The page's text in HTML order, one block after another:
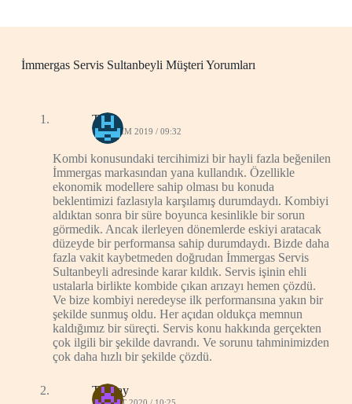
İmmergas Servis Sultanbeyli Müşteri Yorumları
Talha
13 KASIM 2019 / 09:32
Kombi konusundaki tercihimizi bir hayli fazla beğenilen
İmmergas markasından yana kullandık. Özellikle
ekonomik modellere sahip olması bu konuda
beklentimizi fazlasıyla karşılamış durumdaydı. Kombiyi
aldıktan sonra bir süre boyunca kesinlikle bir sorun
görmedik. Ancak ilerleyen dönemlerde eskiyi aratacak
düzeyde bir performansa sahip durumdaydı. Bizde daha
fazla vakit kaybetmeden doğrudan İmmergas Servis
Sultanbeyli adresinde karar kıldık. Servis işinin ehli
ustalarla birlikte kombide çıkan arızayı hemen çözdü.
Ve bize kombiyi neredeyse ilk performansına yakın bir
şekilde sunmuş oldu. Her açıdan oldukça memnun
kaldığımız bir süreçti. Servis konu hakkında gerçekten
çok ilgili bir şekilde davrandı. Ve sorunu tahminimizden
çok daha hızlı bir şekilde çözdü.
Tuncay
5 ŞUBAT 2020 / 10:25